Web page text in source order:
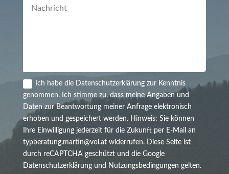
Ich habe die Datenschutzerklärung zur Kenntnis
genommen. Ich stimme zu, dass meine Angaben und
Daten zur Beantwortung meiner Anfrage elektronisch
erhoben und gespeichert werden. Hinweis: Sie können
Ihre Einwilligung jederzeit für die Zukunft per E-Mail an
typberatung.martin@vol.at widerrufen. Diese Seite ist
durch reCAPTCHA geschützt und die Google
Datenschutzerklärung und Nutzungsbedingungen gelten.